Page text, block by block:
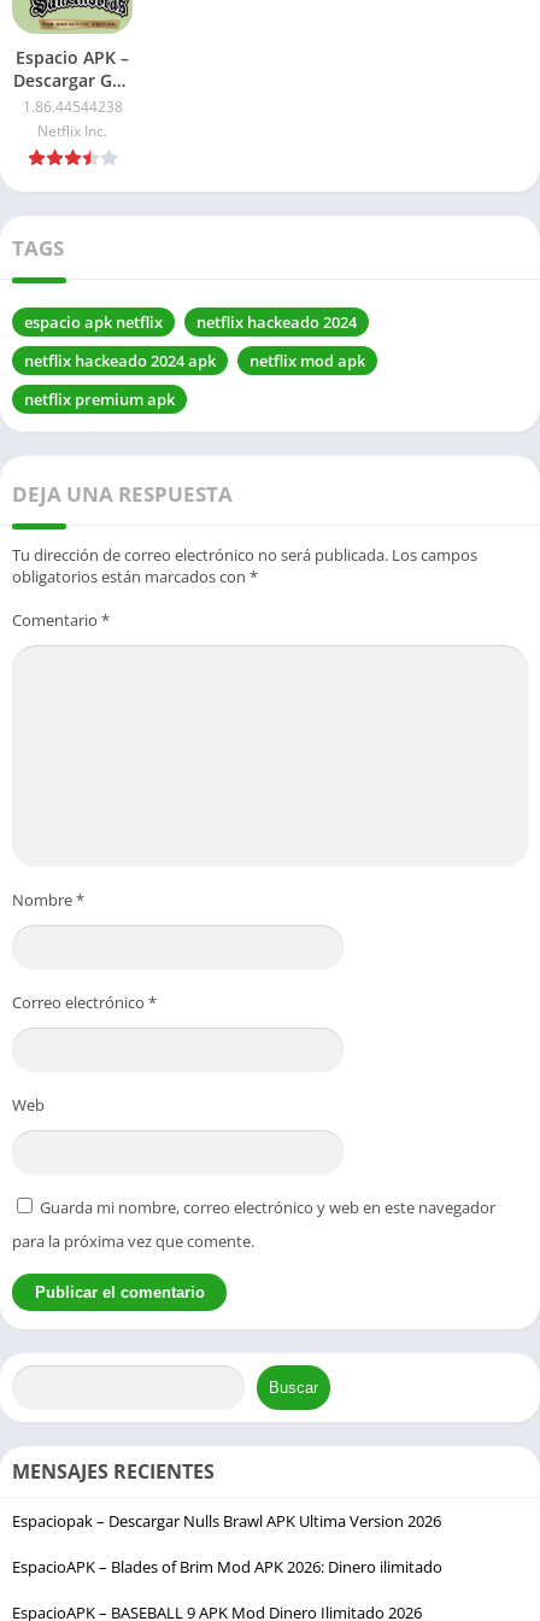
Espacio APK –
Descargar GTA
San Andreas
NETFLIX APK
2026: Ultima
versión
1.86.44544238
Netflix Inc.
TAGS
espacio apk netflix
netflix hackeado 2024
netflix hackeado 2024 apk
netflix mod apk
netflix premium apk
DEJA UNA RESPUESTA
Tu dirección de correo electrónico no será publicada. Los campos
obligatorios están marcados con *
Comentario *
Nombre*
Correo electrónico *
Web
Guarda mi nombre, correo electrónico y web en este navegador
para la próxima vez que comente.
Buscar
MENSAJES RECIENTES
Espaciopak – Descargar Nulls Brawl APK Ultima Version 2026
EspacioAPK – Blades of Brim Mod APK 2026: Dinero ilimitado
EspacioAPK – BASEBALL 9 APK Mod Dinero Ilimitado 2026